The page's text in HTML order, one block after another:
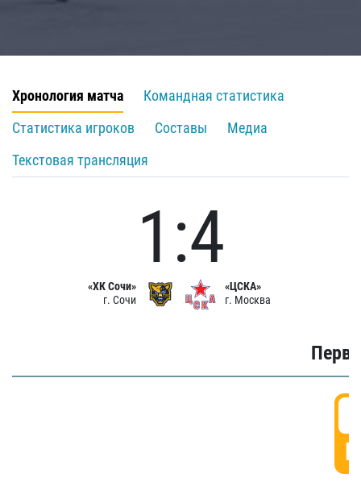
Хронология матча
Командная статистика
Статистика игроков
Составы
Медиа
Текстовая трансляция
«ХК Сочи»
г. Сочи
1:4
«ЦСКА»
г. Москва